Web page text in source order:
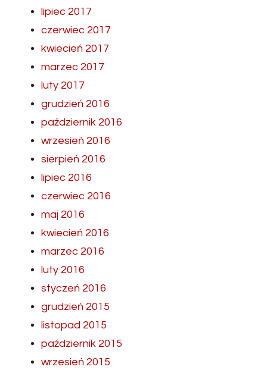
lipiec 2017
czerwiec 2017
kwiecień 2017
marzec 2017
luty 2017
grudzień 2016
październik 2016
wrzesień 2016
sierpień 2016
lipiec 2016
czerwiec 2016
maj 2016
kwiecień 2016
marzec 2016
luty 2016
styczeń 2016
grudzień 2015
listopad 2015
październik 2015
wrzesień 2015